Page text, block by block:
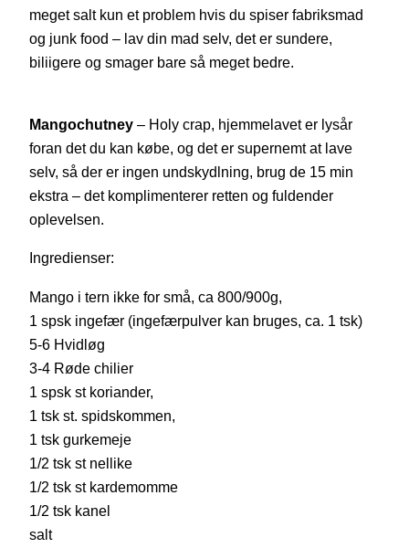
meget salt kun et problem hvis du spiser fabriksmad
og junk food – lav din mad selv, det er sundere,
biliigere og smager bare så meget bedre.
Mangochutney – Holy crap, hjemmelavet er lysår
foran det du kan købe, og det er supernemt at lave
selv, så der er ingen undskydlning, brug de 15 min
ekstra – det komplimenterer retten og fuldender
oplevelsen.
Ingredienser:
Mango i tern ikke for små, ca 800/900g,
1 spsk ingefær (ingefærpulver kan bruges, ca. 1 tsk)
5-6 Hvidløg
3-4 Røde chilier
1 spsk st koriander,
1 tsk st. spidskommen,
1 tsk gurkemeje
1/2 tsk st nellike
1/2 tsk st kardemomme
1/2 tsk kanel
salt